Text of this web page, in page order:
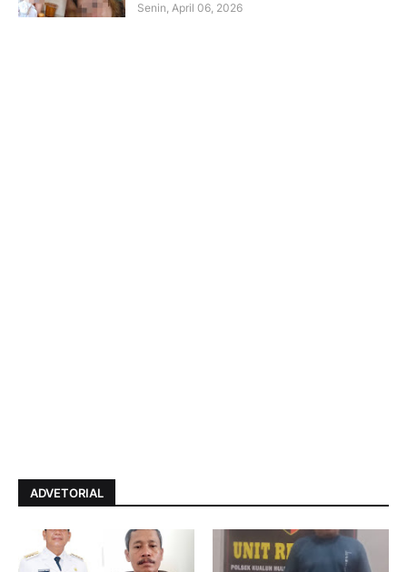
Senin, April 06, 2026
ADVETORIAL